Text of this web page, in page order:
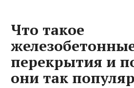
Что такое
перекрытия и
они так